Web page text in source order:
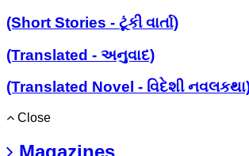
(Short Stories - ટૂંકી વાર્તા)
(Translated - અનુવાદ)
(Translated Novel - વિદેશી
Close
Magazines